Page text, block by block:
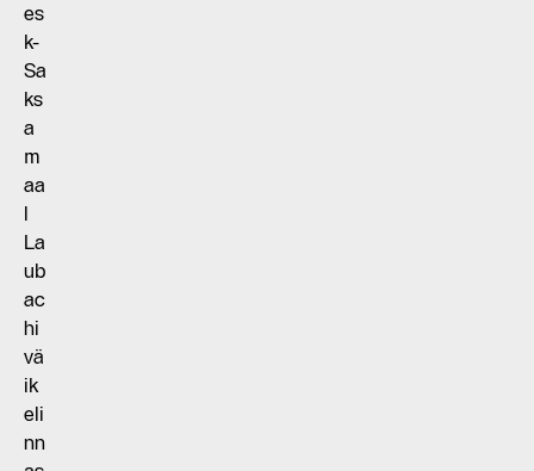
es
k-
Sa
ks
a
m
aa
l
La
ub
ac
hi
vä
ik
eli
nn